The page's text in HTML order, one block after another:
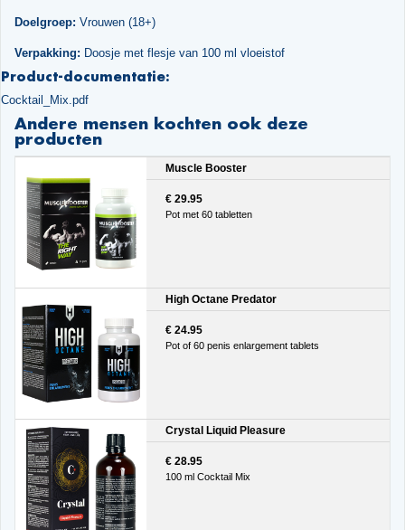
Doelgroep: Vrouwen (18+)
Verpakking: Doosje met flesje van 100 ml vloeistof
Product-documentatie:
Cocktail_Mix.pdf
Andere mensen kochten ook deze
producten
Muscle Booster
€ 29.95
Pot met 60 tabletten
High Octane Predator
€ 24.95
Pot of 60 penis enlargement tablets
Crystal Liquid Pleasure
€ 28.95
100 ml Cocktail Mix